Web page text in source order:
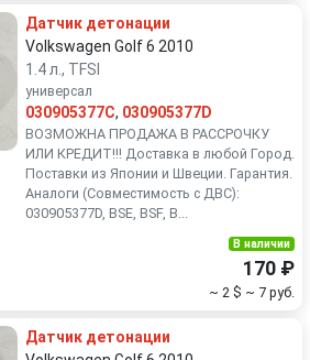
Датчик детонации
Volkswagen Golf 6 2010
1.4 л., TFSI
универсал
030905377C, 030905377D
ВОЗМОЖНА ПРОДАЖА В РАССРОЧКУ
ИЛИ КРЕДИТ!!! Доставка в любой Город.
Поставки из Японии и Швеции. Гарантия.
Аналоги (Совместимость с ДВС):
030905377D, BSE, BSF, B...
В наличии
170 ₽
~ 2 $ ~ 7 руб.
Датчик детонации